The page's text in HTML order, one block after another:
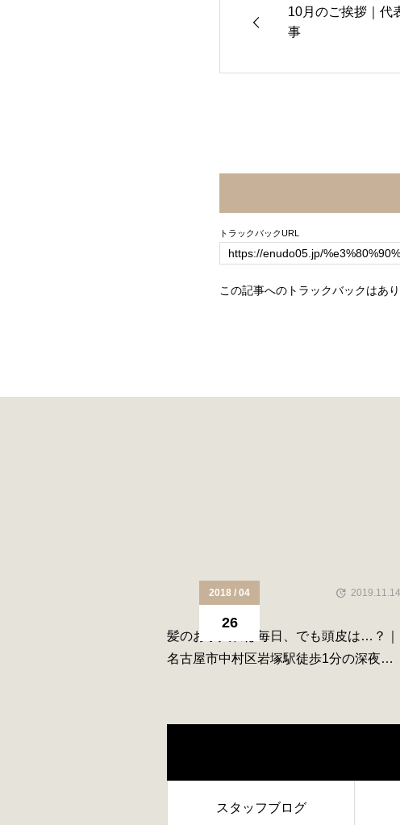
10月のご挨拶｜代
事
トラックバックURL
この記事へのトラックバックはあり
2018 / 04
26
2019.11.14
髪のお手入れは毎日、でも頭皮は…？｜
名古屋市中村区岩塚駅徒歩1分の深夜営
スタッフブログ